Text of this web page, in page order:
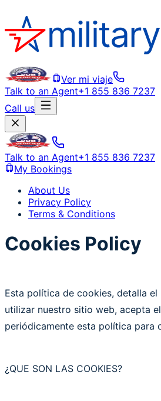
Ver mi viaje
Talk to an Agent+1 855 836 7237
Call us
Talk to an Agent+1 855 836 7237
My Bookings
About Us
Privacy Policy
Terms & Conditions
Cookies Policy
Esta política de cookies, detalla
utilizar nuestro sitio web, acepta
periódicamente esta política para
¿QUE SON LAS COOKIES?